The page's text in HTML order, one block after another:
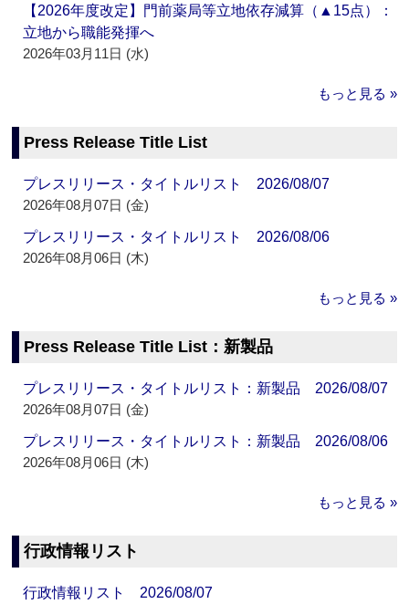
【2026年度改定】門前薬局等立地依存減算（▲15点）：
立地から職能発揮へ
2026年03月11日 (水)
もっと見る »
Press Release Title List
プレスリリース・タイトルリスト 2026/08/07
2026年08月07日 (金)
プレスリリース・タイトルリスト 2026/08/06
2026年08月06日 (木)
もっと見る »
Press Release Title List：新製品
プレスリリース・タイトルリスト：新製品 2026/08/07
2026年08月07日 (金)
プレスリリース・タイトルリスト：新製品 2026/08/06
2026年08月06日 (木)
もっと見る »
行政情報リスト
行政情報リスト 2026/08/07